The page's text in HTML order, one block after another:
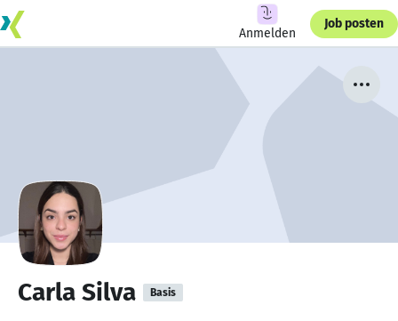
Anmelden
Job posten
Carla Silva Basis